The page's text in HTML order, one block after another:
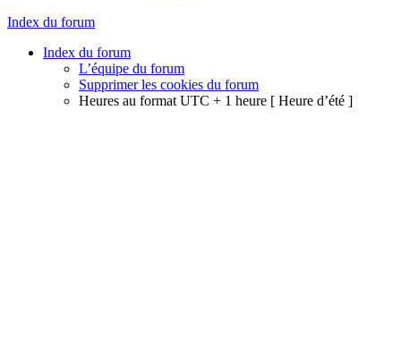
Index du forum
Index du forum
L’équipe du forum
Supprimer les cookies du forum
Heures au format UTC + 1 heure [ Heure d’été ]